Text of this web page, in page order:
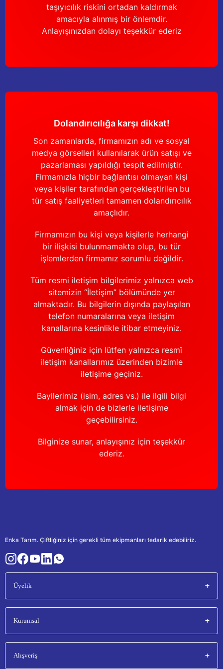
taşıyıcılık riskini ortadan kaldırmak
amacıyla alınmış bir önlemdir.
Anlayışınızdan dolayı teşekkür ederiz
Dolandırıcılığa karşı dikkat!
Son zamanlarda, firmamızın adı ve sosyal
medya görselleri kullanılarak ürün satışı ve
pazarlaması yapıldığı tespit edilmiştir.
Firmamızla hiçbir bağlantısı olmayan kişi
veya kişiler tarafından gerçekleştirilen bu
tür satış faaliyetleri tamamen dolandırıcılık
amaçlıdır.
Firmamızın bu kişi veya kişilerle herhangi
bir ilişkisi bulunmamakta olup, bu tür
işlemlerden firmamız sorumlu değildir.
Tüm resmi iletişim bilgilerimiz yalnızca web
sitemizin “İletişim” bölümünde yer
almaktadır. Bu bilgilerin dışında paylaşılan
telefon numaralarına veya iletişim
kanallarına kesinlikle itibar etmeyiniz.
Güvenliğiniz için lütfen yalnızca resmî
iletişim kanallarımız üzerinden bizimle
iletişime geçiniz.
Bayilerimiz (isim, adres vs.) ile ilgili bilgi
almak için de bizlerle iletişime
geçebilirsiniz.
Bilginize sunar, anlayışınız için teşekkür
ederiz.
Enka Tarım. Çiftliğiniz için gerekli tüm ekipmanları tedarik edebiliriz.
Üyelik
Kurumsal
Alışveriş